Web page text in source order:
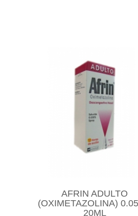
AFRIN ADULTO
(OXIMETAZOLINA)
20ML